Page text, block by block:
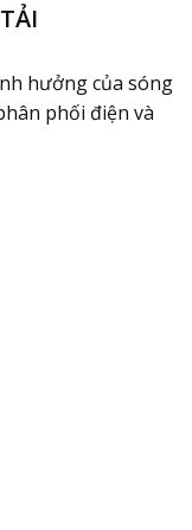
hưởng của sóng
phối điện và